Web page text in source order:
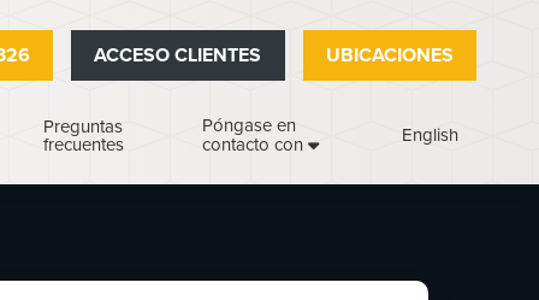
ACCESO CLIENTES UBICACIONES
Preguntas
frecuentes
Póngase en
contacto con
English